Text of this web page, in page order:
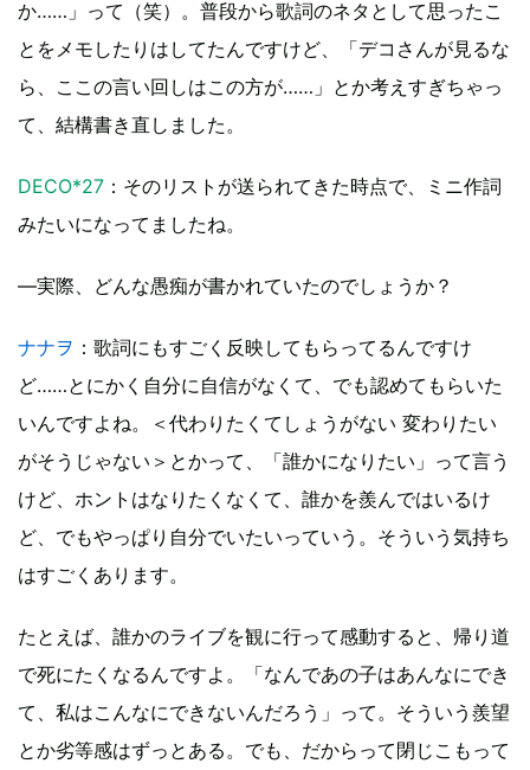
か……」って（笑）。普段から歌詞のネタとして思ったこ
とをメモしたりはしてたんですけど、「デコさんが見るな
ら、ここの言い回しはこの方が……」とか考えすぎちゃっ
て、結構書き直しました。
DECO*27 ：そのリストが送られてきた時点で、ミニ作詞
みたいになってましたね。
―実際、どんな愚痴が書かれていたのでしょうか？
ナナヲ ：歌詞にもすごく反映してもらってるんですけ
ど……とにかく自分に自信がなくて、でも認めてもらいた
いんですよね。＜代わりたくてしょうがない 変わりたい
がそうじゃない＞とかって、「誰かになりたい」って言う
けど、ホントはなりたくなくて、誰かを羨んではいるけ
ど、でもやっぱり自分でいたいっていう。そういう気持ち
はすごくあります。
たとえば、誰かのライブを観に行って感動すると、帰り道
で死にたくなるんですよ。「なんであの子はあんなにでき
て、私はこんなにできないんだろう」って。そういう羨望
とか劣等感はずっとある。でも、だからって閉じこもって